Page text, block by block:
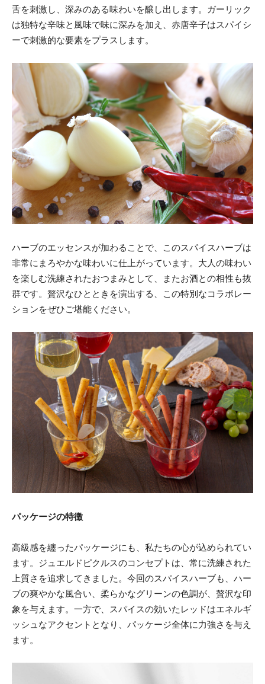
舌を刺激し、深みのある味わいを醸し出します。ガーリック
は独特な辛味と風味で味に深みを加え、赤唐辛子はスパイシ
ーで刺激的な要素をプラスします。
ハーブのエッセンスが加わることで、このスパイスハーブは
非常にまろやかな味わいに仕上がっています。大人の味わい
を楽しむ洗練されたおつまみとして、またお酒との相性も抜
群です。贅沢なひとときを演出する、この特別なコラボレー
ションをぜひご堪能ください。
パッケージの特徴
高級感を纏ったパッケージにも、私たちの心が込められてい
ます。ジュエルドピクルスのコンセプトは、常に洗練された
上質さを追求してきました。今回のスパイスハーブも、ハー
ブの爽やかな風合い、柔らかなグリーンの色調が、贅沢な印
象を与えます。一方で、スパイスの効いたレッドはエネルギ
ッシュなアクセントとなり、パッケージ全体に力強さを与え
ます。